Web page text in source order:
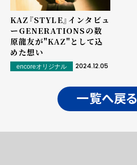
KAZ『STYLE』インタビュ
ー――GENERATIONSの数
原龍友が"KAZ"として込
めた想い
encoreオリジナル 2024.12.05
一覧へ戻る